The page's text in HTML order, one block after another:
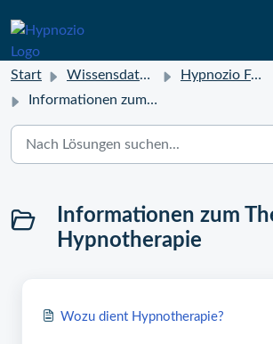
Start Wissensdatenbank
Hypnozio FAQ
Informationen zum Thema Hypnotherapie
Informationen zum
Hypnotherapie
Wozu dient Hypnotherapie?